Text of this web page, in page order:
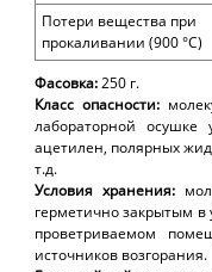
Потери вещества при
прокаливании (900 °С)
Фасовка:250 г.
Класс опасности:
лабораторной осушке
ацетилен, полярных
т.д.
Условия хранения:
герметично закрытым в
проветриваемом
источников возгорания.